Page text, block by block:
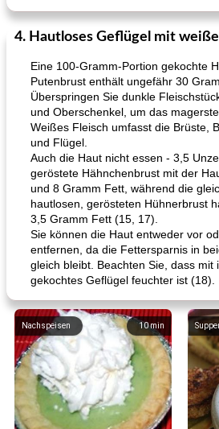
4. Hautloses Geflügel mit
Eine 100-Gramm-Portion gekochte
Putenbrust enthält ungefähr 30
Überspringen Sie dunkle
und Oberschenkel, um das
Weißes Fleisch umfasst die Brüste,
und Flügel.
Auch die Haut nicht essen - 3,5
geröstete Hähnchenbrust mit der
und 8 Gramm Fett, während die
hautlosen, gerösteten Hühnerbrust
3,5 Gramm Fett (15, 17).
Sie können die Haut entweder vor
entfernen, da die Fettersparnis in
gleich bleibt. Beachten Sie, dass mit
gekochtes Geflügel feuchter ist (18).
10min
Nachspeisen